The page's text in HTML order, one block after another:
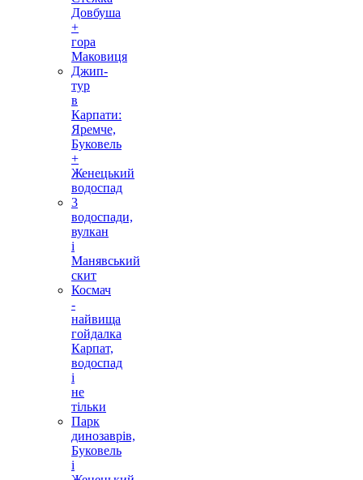
Довбуша
+
гора
Маковиця
Джип-
тур
в
Карпати:
Яремче,
Буковель
+
Женецький
водоспад
3
водоспади,
вулкан
і
Манявський
скит
Космач
-
найвища
гойдалка
Карпат,
водоспад
і
не
тільки
Парк
динозаврів,
Буковель
і